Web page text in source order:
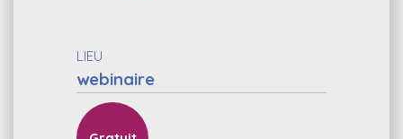
LIEU
webinaire